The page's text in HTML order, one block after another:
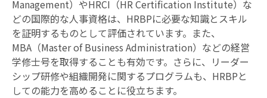
Management）やHRCI（HR Certification Institute）な
どの国際的な人事資格は、HRBPに必要な知識とスキル
を証明するものとして評価されています。また、
MBA（Master of Business Administration）などの経営
学修士号を取得することも有効です。さらに、リーダー
シップ研修や組織開発に関するプログラムも、HRBPと
しての能力を高めることに役立ちます。